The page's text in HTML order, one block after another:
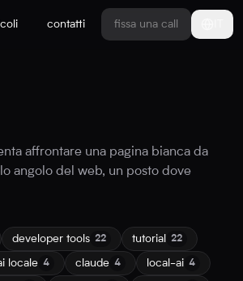
contatti fissa una call
affrontare una pagina bianca da
angolo del web, un posto dove
developer tools 22 tutorial 22
locale 4 claude 4 local-ai 4